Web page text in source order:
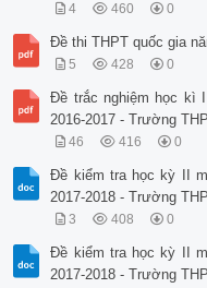
4 460 0
Đề thi THPT quốc gia
5 428 0
Đề trắc nghiệm học kì
2016-2017 - Trường
46 416 0
Đề kiểm tra học kỳ II
2017-2018 - Trường
3 408 0
Đề kiểm tra học kỳ II
2017-2018 - Trường